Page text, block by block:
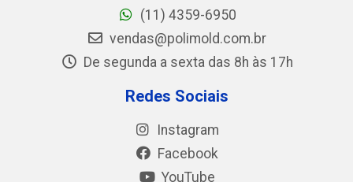
(11) 4359-6950
vendas@polimold.com.br
De segunda a sexta das 8h às 17h
Redes Sociais
Instagram
Facebook
YouTube